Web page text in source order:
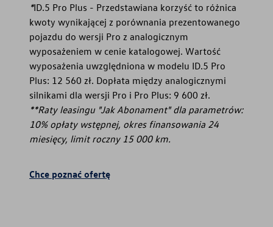
*ID.5 Pro Plus - Przedstawiana korzyść to różnica
kwoty wynikającej z porównania prezentowanego
pojazdu do wersji Pro z analogicznym
wyposażeniem w cenie katalogowej. Wartość
wyposażenia uwzględniona w modelu ID.5 Pro
Plus: 12 560 zł. Dopłata między analogicznymi
silnikami dla wersji Pro i Pro Plus: 9 600 zł.
**Raty leasingu "Jak Abonament" dla parametrów:
10% opłaty wstępnej, okres finansowania 24
miesięcy, limit roczny 15 000 km.
Chce poznać ofertę